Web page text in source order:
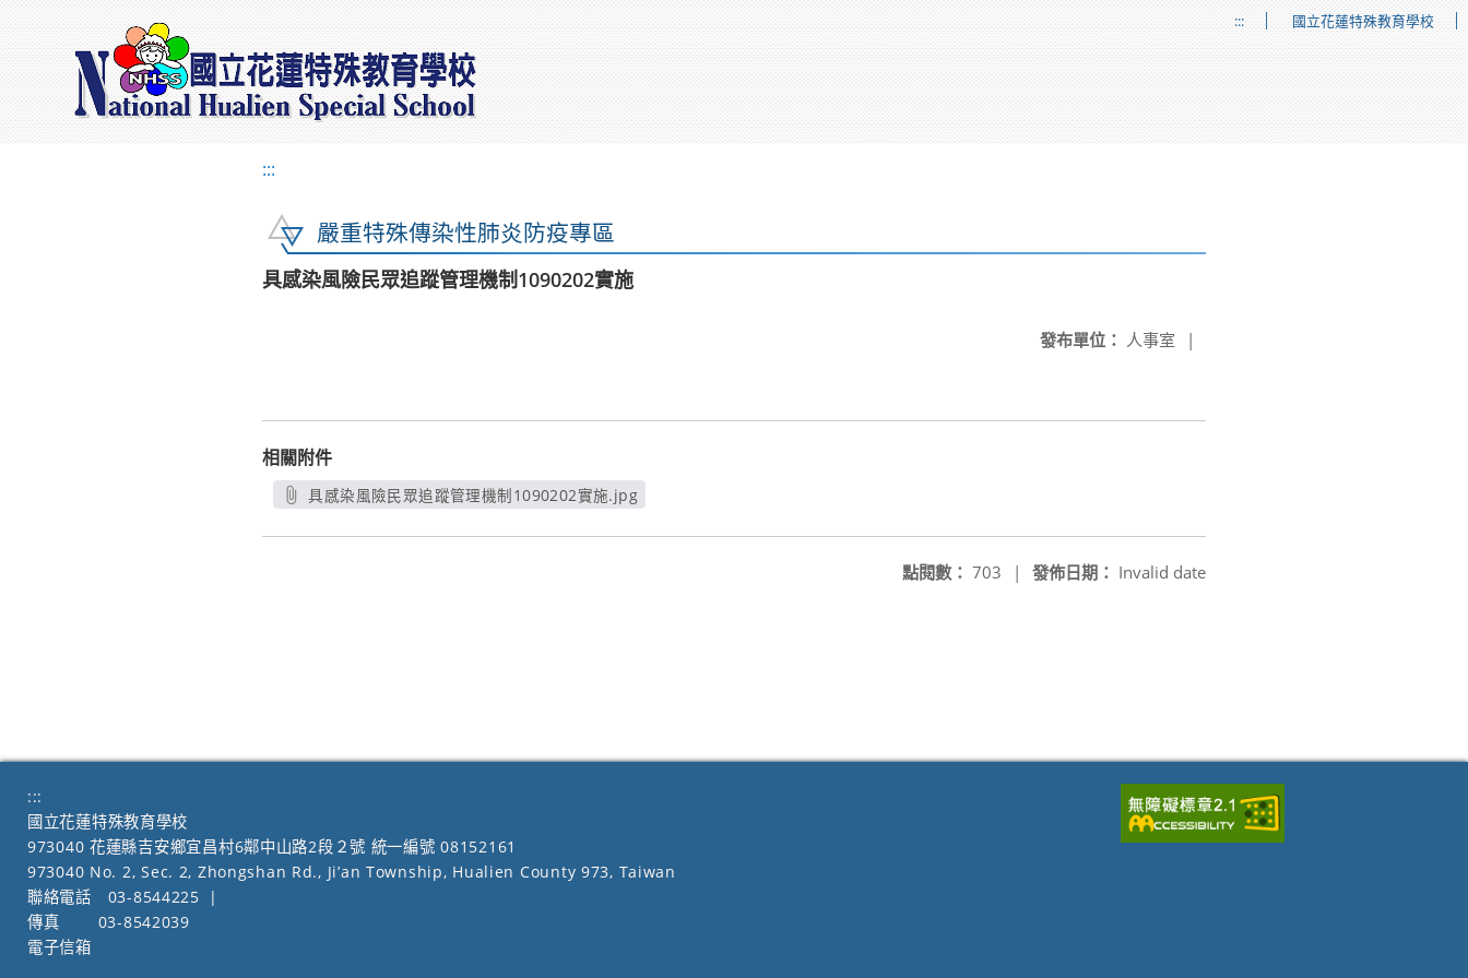
::: 國立花蓮特殊教育學校
:::
嚴重特殊傳染性肺炎防疫專區
具感染風險民眾追蹤管理機制1090202實施
發布單位： 人事室 |
相關附件
具感染風險民眾追蹤管理機制1090202實施.jpg
發佈日期： Invalid date
點閱數： 703 |
:::
國立花蓮特殊教育學校
973040 花蓮縣吉安鄉宜昌村6鄰中山路2段２號 統一編號 08152161
973040 No. 2, Sec. 2, Zhongshan Rd., Ji’an Township, Hualien County 973, Taiwan
聯絡電話
03-8544225
|
傳真
03-8542039
電子信箱